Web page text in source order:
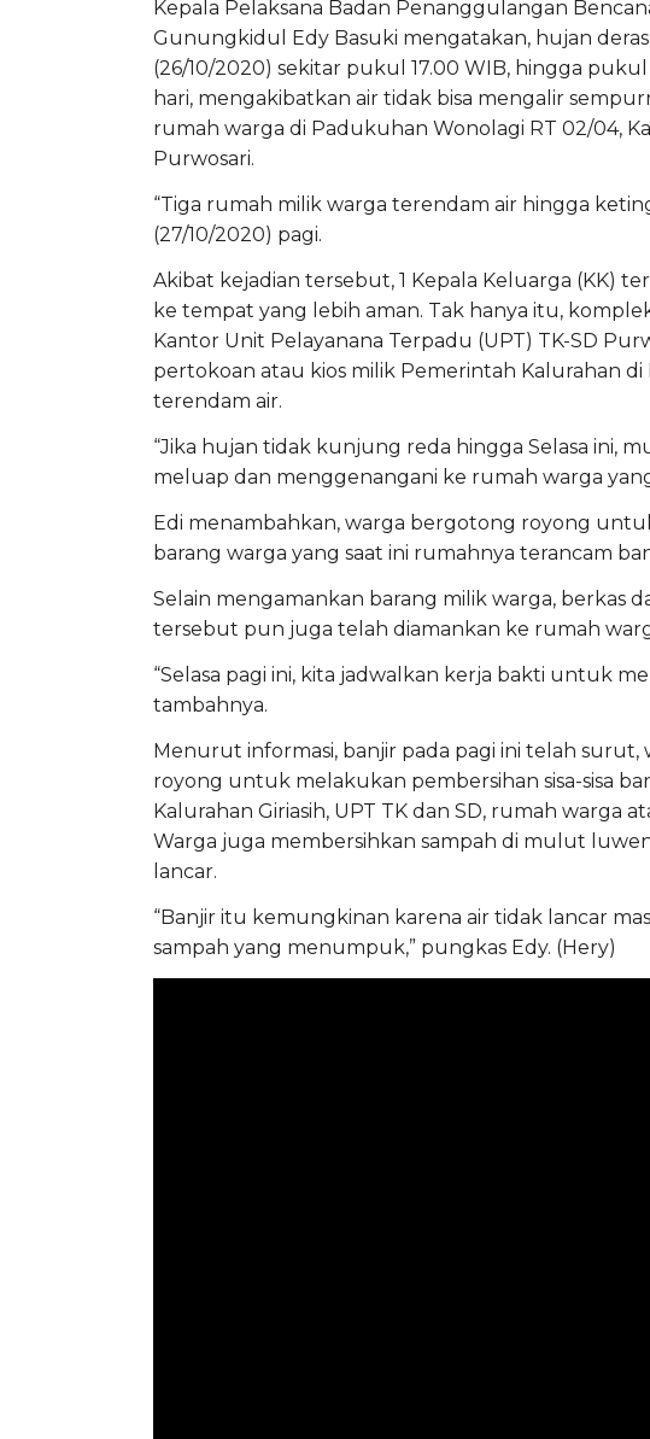
Kepala Pelaksana Badan Penanggulangan
Gunungkidul Edy Basuki mengatakan, hujan
(26/10/2020) sekitar pukul 17.00 WIB, hingga pukul
hari, mengakibatkan air tidak bisa mengalir
rumah warga di Padukuhan Wonolagi RT 02/04,
Purwosari.
“Tiga rumah milik warga terendam air hingga
(27/10/2020) pagi.
Akibat kejadian tersebut, 1 Kepala Keluarga (KK)
ke tempat yang lebih aman. Tak hanya itu,
Kantor Unit Pelayanana Terpadu (UPT) TK-SD
pertokoan atau kios milik Pemerintah Kalurahan
terendam air.
“Jika hujan tidak kunjung reda hingga Selasa ini,
meluap dan menggenangani ke rumah warga
Edi menambahkan, warga bergotong royong
barang warga yang saat ini rumahnya terancam
Selain mengamankan barang milik warga, berkas
tersebut pun juga telah diamankan ke rumah
“Selasa pagi ini, kita jadwalkan kerja bakti untuk
tambahnya.
Menurut informasi, banjir pada pagi ini telah
royong untuk melakukan pembersihan sisa-sisa
Kalurahan Giriasih, UPT TK dan SD, rumah warga
Warga juga membersihkan sampah di mulut
lancar.
“Banjir itu kemungkinan karena air tidak lancar
sampah yang menumpuk,” pungkas Edy. (Hery)